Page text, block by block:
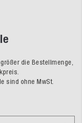
die Bestellmenge,
sind ohne MwSt.